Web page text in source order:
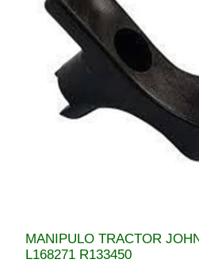
MANIPULO TRACTOR
L168271 R133450